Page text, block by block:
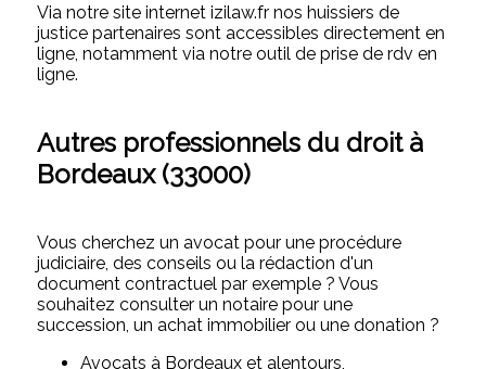
Via notre site internet izilaw.fr nos huissiers de
justice partenaires sont accessibles directement en
ligne, notamment via notre outil de prise de rdv en
ligne.
Autres professionnels du droit à
Bordeaux (33000)
Vous cherchez un avocat pour une procédure
judiciaire, des conseils ou la rédaction d'un
document contractuel par exemple ? Vous
souhaitez consulter un notaire pour une
succession, un achat immobilier ou une donation ?
Avocats à Bordeaux et alentours,